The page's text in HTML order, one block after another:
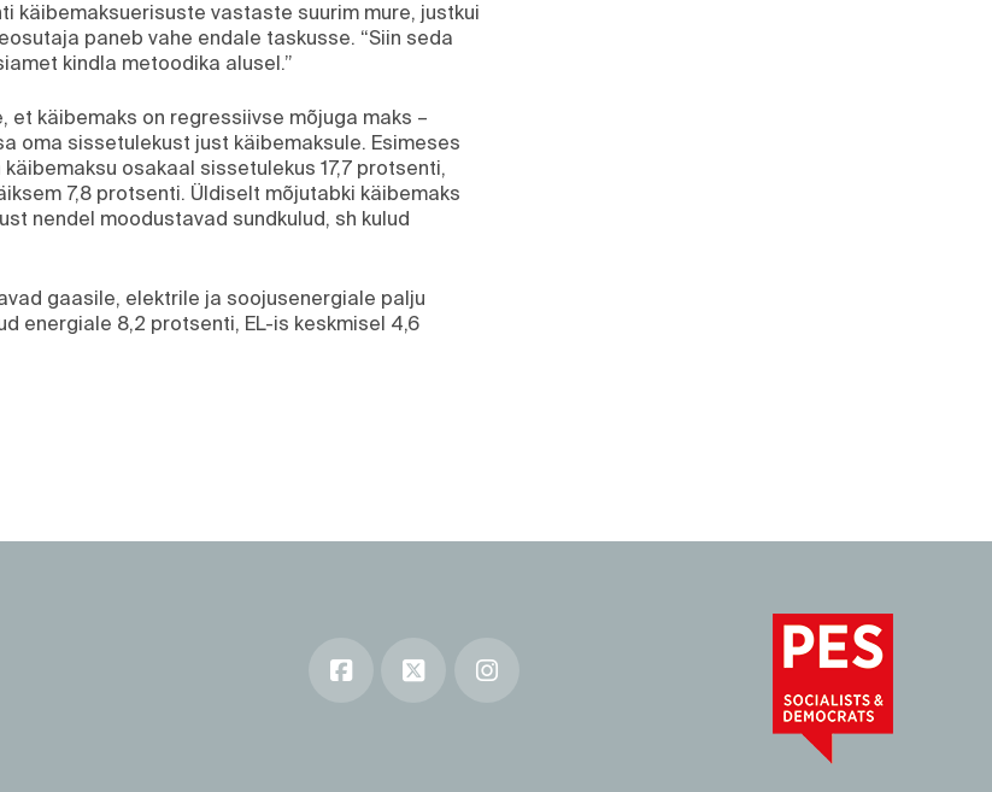
käibemaksuerisuste vastaste suurim mure, justkui
paneb vahe endale taskusse. “Siin seda
kindla metoodika alusel.”
käibemaks on regressiivse mõjuga maks –
oma sissetulekust just käibemaksule. Esimeses
osakaal sissetulekus 17,7 protsenti,
7,8 protsenti. Üldiselt mõjutabki käibemaks
nendel moodustavad sundkulud, sh kulud
gaasile, elektrile ja soojusenergiale palju
energiale 8,2 protsenti, EL-is keskmisel 4,6